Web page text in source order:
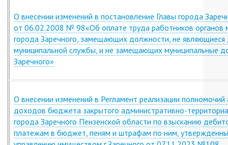
О внесении изменений в постановление Главы города
от 06.02.2008 № 98«Об оплате труда работников органов
города Заречного, замещающих должности, не
муниципальной службы, и не замещающих муниципальные
Заречного»
О внесении изменений в Регламент реализации
доходов бюджета закрытого административно-
города Заречного Пензенской области по взысканию
платежам в бюджет, пеням и штрафам по ним,